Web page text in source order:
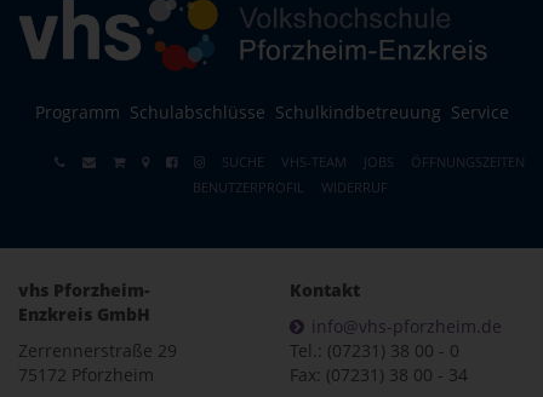
Programm Schulabschlüsse Schulkindbetreuung Service
SUCHE VHS-TEAM JOBS
ÖFFNUNGSZEITEN
BENUTZERPROFIL
WIDERRUF
vhs Pforzheim-
Enzkreis GmbH
Zerrennerstraße 29
75172 Pforzheim
Kontakt
info@vhs-pforzheim.de
Tel.: (07231) 38 00 - 0
Fax: (07231) 38 00 - 34